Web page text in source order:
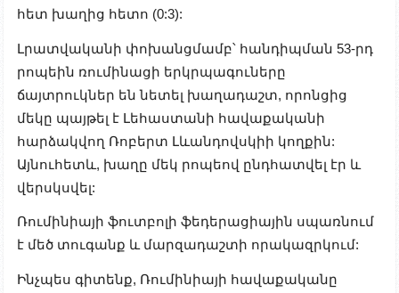
հետ խաղից հետո (0:3):
Լրատվականի փոխանցմամբ՝ հանդիպման 53-րդ
րոպեին ռումինացի երկրպագուները
ճայտրուկներ են նետել խաղադաշտ, որոնցից
մեկը պայթել է Լեհաստանի հավաքականի
հարձակվող Ռոբերտ Լևանդովսկիի կողքին:
Այնուհետև, խաղը մեկ րոպեով ընդհատվել էր և
վերսկսվել:
Ռումինիայի ֆուտբոլի ֆեդերացիային սպառնում
է մեծ տուգանք և մարզադաշտի որակազրկում:
Ինչպես գիտենք, Ռումինիայի հավաքականը